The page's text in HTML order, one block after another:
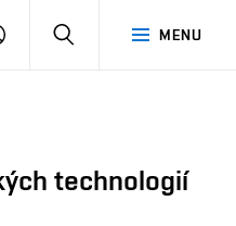
MENU
PŘIHLÁŠENÍ
technologií